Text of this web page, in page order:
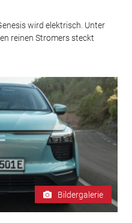
wird elektrisch. Unter
reinen Stromers steckt
Bildergalerie